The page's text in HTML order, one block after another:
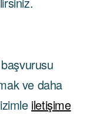
ve daha
iletişime